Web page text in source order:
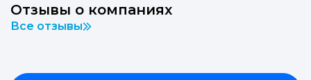
Отзывы о компаниях
Все отзывы